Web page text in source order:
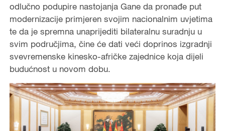
odlučno podupire nastojanja Gane da pronađe put
modernizacije primjeren svojim nacionalnim uvjetima
te da je spremna unaprijediti bilateralnu suradnju u
svim područjima, čine će dati veći doprinos izgradnji
svevremenske kinesko-afričke zajednice koja dijeli
budućnost u novom dobu.